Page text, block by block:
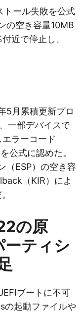
ール失敗を公式
の空き容量10MB
近で停止し、
5月累積更新プロ
一部デバイスで
ラーコード
公式に認めた。
（ESP）の空き容
（KIR）によ
の原
ーティシ
ブートに不可
の起動ファイルや